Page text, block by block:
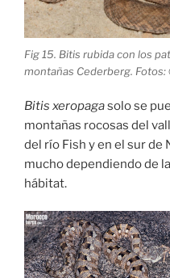
Fig 15. Bitis rubida con los
montañas Cederberg.
Bitis xeropagasolo se
montañas rocosas del
del río Fish y en el sur de
mucho dependiendo de
hábitat.